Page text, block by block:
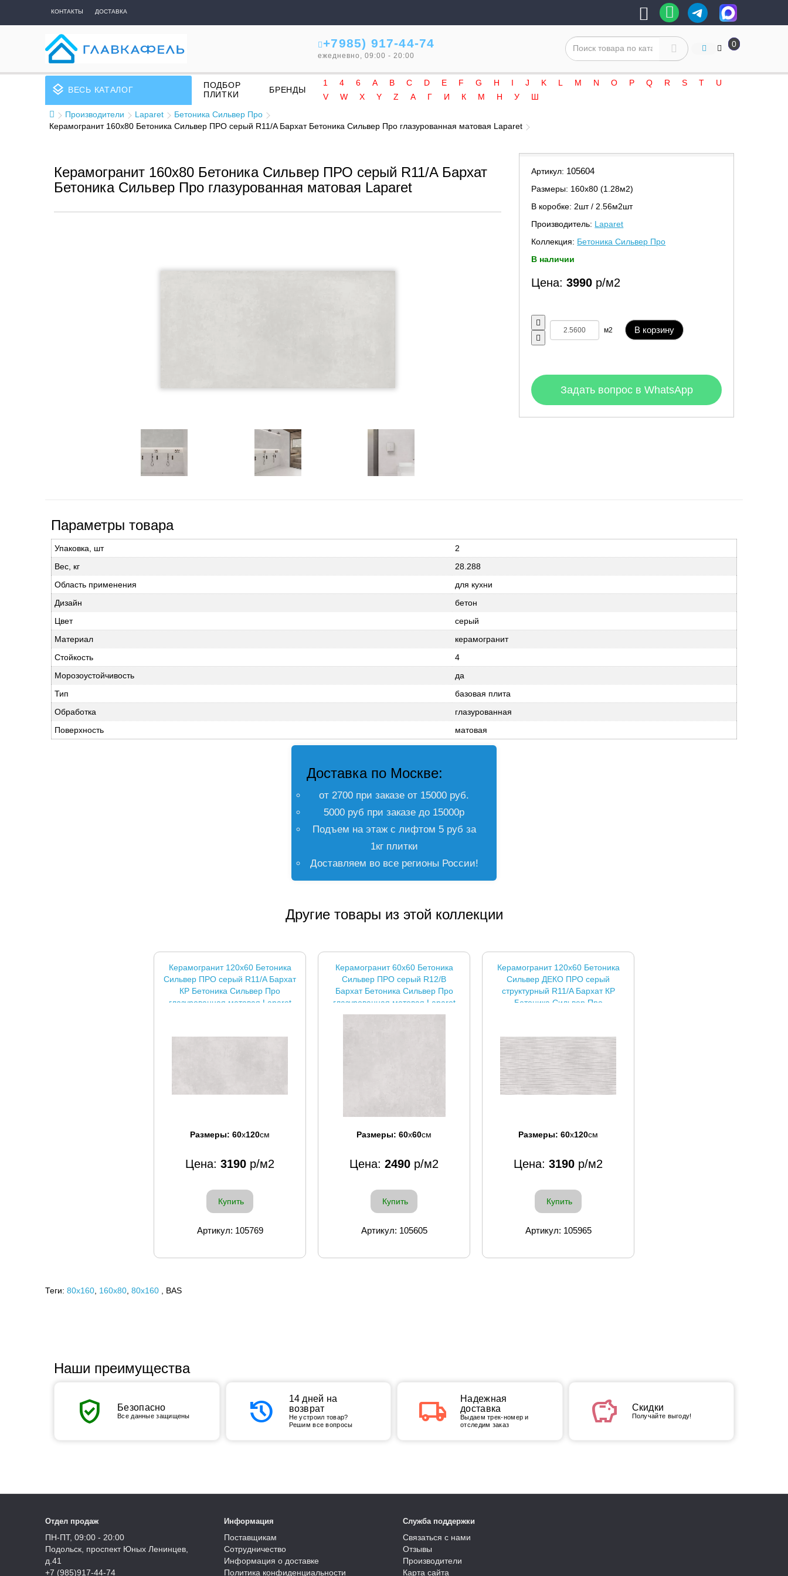
КОНТАКТЫ ДОСТАВКА
+7985) 917-44-74
ежедневно, 09:00 - 20:00
0
layers ВЕСЬ КАТАЛОГ
ПОДБОР
ПЛИТКИ
БРЕНДЫ
1 4 6 A B C D E F G H I J K L M N O P Q R S T
U
V
W X Y Z А Г И К М Н У
Ш
Производители
Laparet
Бетоника Сильвер Про
Керамогранит 160x80 Бетоника Сильвер ПРО серый R11/A Бархат Бетоника Сильвер Про глазурованная матовая Laparet
Керамогранит 160x80 Бетоника Сильвер ПРО серый R11/A Бархат
Бетоника Сильвер Про глазурованная матовая Laparet
Артикул: 105604
Размеры: 160х80 (1.28м2)
В коробке: 2шт / 2.56м2шт
Производитель: Laparet
Коллекция: Бетоника Сильвер Про
В наличии
Цена:3990 р/м2
м2 В корзину
Задать вопрос в WhatsApp
Параметры товара
Упаковка, шт
2
Вес, кг
28.288
Область применения
для кухни
Дизайн
бетон
Цвет
серый
Материал
керамогранит
Стойкость
4
Морозоустойчивость
да
Тип
базовая плита
Обработка
глазурованная
Поверхность
матовая
Доставка по Москве:
от 2700 при заказе от 15000 руб.
5000 руб при заказе до 15000р
Подъем на этаж с лифтом 5 руб за
1кг плитки
Доставляем во все регионы России!
Другие товары из этой коллекции
Керамогранит 120x60 Бетоника
Сильвер ПРО серый R11/A Бархат
КР Бетоника Сильвер Про
глазурованная матовая Laparet
Размеры: 60x120см
Цена: 3190 р/м2
Купить
Артикул: 105769
Керамогранит 60x60 Бетоника
Сильвер ПРО серый R12/B
Бархат Бетоника Сильвер Про
глазурованная матовая Laparet
Размеры: 60x60см
Цена: 2490 р/м2
Купить
Артикул: 105605
Керамогранит 120x60 Бетоника
Сильвер ДЕКО ПРО серый
структурный R11/A Бархат КР
Бетоника Сильвер Про
Размеры: 60x120см
Цена: 3190 р/м2
Купить
Артикул: 105965
Теги: 80x160 160х80 80х160 , BAS
Наши преимущества
verified_user Безопасно
Все данные защищены history
14 дней на
возврат
Не устроил товар?
Решим все вопросы
local_shipping
Надежная
доставка
Выдаем трек-номер и
отследим заказ
savings Скидки
Получайте выгоду!
Отдел продаж
ПН-ПТ, 09:00 - 20:00
Подольск, проспект Юных Ленинцев,
д.41
+7 (985)917-44-74
Информация
Поставщикам
Сотрудничество
Информация о доставке
Политика конфиденциальности
Служба поддержки
Связаться с нами
Отзывы
Производители
Карта сайта